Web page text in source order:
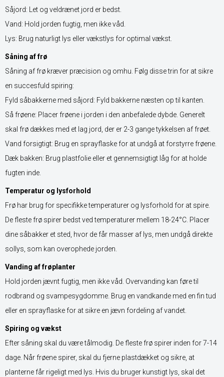
Såjord: Let og veldrænet jord er bedst.
Vand: Hold jorden fugtig, men ikke våd.
Lys: Brug naturligt lys eller vækstlys for optimal vækst.
Såning af frø
Såning af frø kræver præcision og omhu. Følg disse trin for at sikre
en succesfuld spiring:
Fyld såbakkerne med såjord: Fyld bakkerne næsten op til kanten.
Så frøene: Placer frøene i jorden i den anbefalede dybde. Generelt
skal frø dækkes med et lag jord, der er 2-3 gange tykkelsen af frøet.
Vand forsigtigt: Brug en sprayflaske for at undgå at forstyrre frøene.
Dæk bakken: Brug plastfolie eller et gennemsigtigt låg for at holde
fugten inde.
Temperatur og lysforhold
Frø har brug for specifikke temperaturer og lysforhold for at spire.
De fleste frø spirer bedst ved temperaturer mellem 18-24°C. Placer
dine såbakker et sted, hvor de får masser af lys, men undgå direkte
sollys, som kan overophede jorden.
Vanding af frøplanter
Hold jorden jævnt fugtig, men ikke våd. Overvanding kan føre til
rodbrand og svampesygdomme. Brug en vandkande med en fin tud
eller en sprayflaske for at sikre en jævn fordeling af vandet.
Spiring og vækst
Efter såning skal du være tålmodig. De fleste frø spirer inden for 7-14
dage. Når frøene spirer, skal du fjerne plastdækket og sikre, at
planterne får rigeligt med lys. Hvis du bruger kunstigt lys, skal det